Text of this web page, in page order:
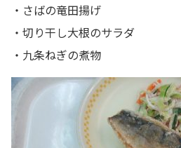
・さばの竜田揚げ
・切り干し大根のサラダ
・九条ねぎの煮物